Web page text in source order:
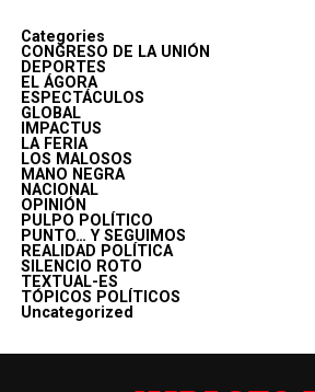
Categories
CONGRESO DE LA UNIÓN
DEPORTES
EL ÁGORA
ESPECTÁCULOS
GLOBAL
IMPACTUS
LA FERIA
LOS MALOSOS
MANO NEGRA
NACIONAL
OPINIÓN
PULPO POLÍTICO
PUNTO… Y SEGUIMOS
REALIDAD POLÍTICA
SILENCIO ROTO
TEXTUAL-ES
TÓPICOS POLÍTICOS
Uncategorized